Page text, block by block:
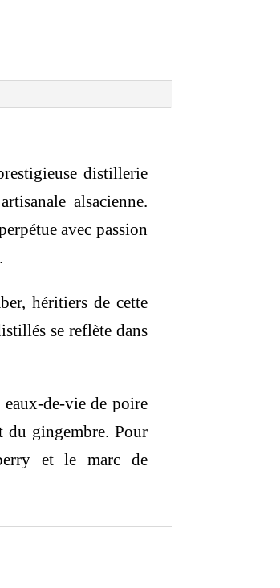
distillerie
artisanale alsacienne.
avec passion
héritiers de cette
se reflète dans
eaux-de-vie de poire
du gingembre. Pour
et le marc de